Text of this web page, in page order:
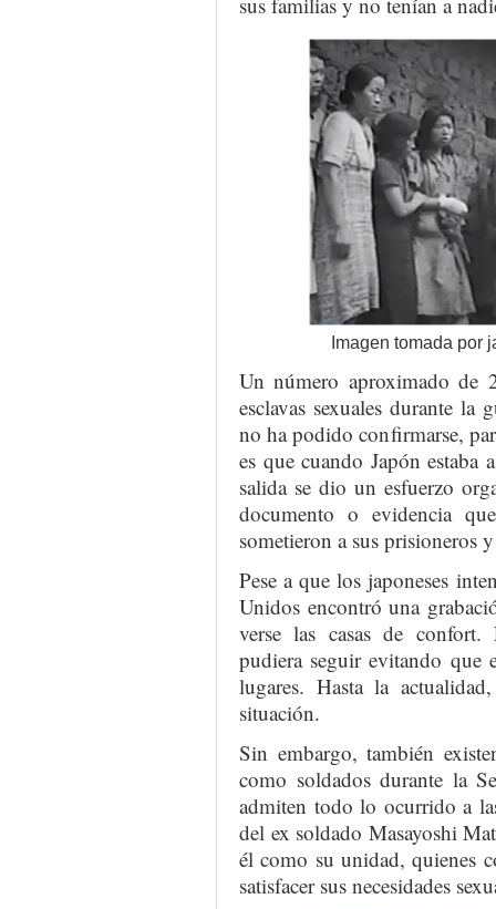
Imagen tomada por
Un número aproximado de
esclavas sexuales durante
no ha podido confirmarse,
es que cuando Japón
salida se dio un esfuerzo
documento o evidencia
sometieron a sus prisioneros
Pese a que los japoneses
Unidos encontró una
verse las casas de confort.
pudiera seguir evitando que
lugares. Hasta la
situación.
Sin embargo, también
como soldados durante la
admiten todo lo ocurrido a
del ex soldado Masayoshi
él como su unidad, quienes
satisfacer sus necesidades